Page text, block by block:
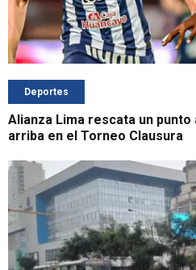
Deportes
Alianza Lima rescata un
arriba en el Torneo Clausura